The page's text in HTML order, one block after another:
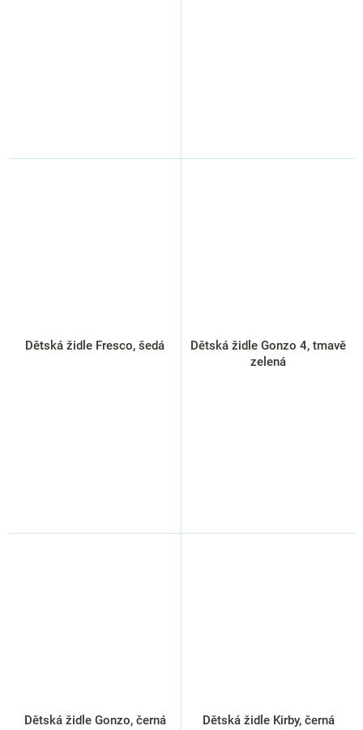
Dětská židle Fresco, šedá
Dětská židle Gonzo 4, tmavě
zelená
Dětská židle Gonzo, černá Dětská židle Kirby, černá